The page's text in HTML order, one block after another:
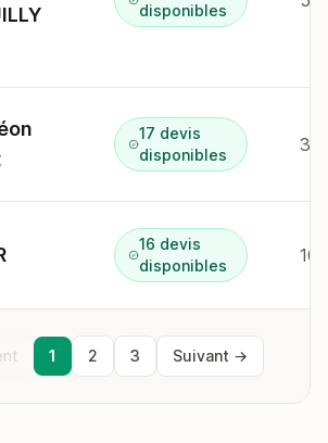
disponibles
17 devis
disponibles
16 devis
disponibles
1 2 3 Suivant →